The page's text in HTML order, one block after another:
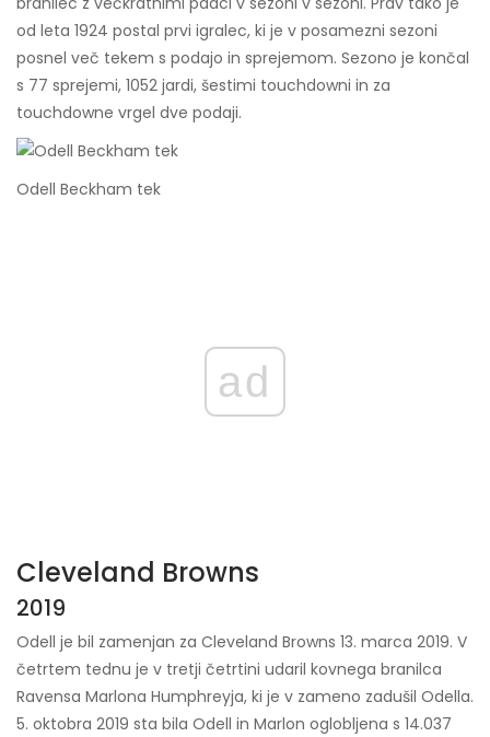
od leta 1924 postal prvi igralec, ki je v posamezni sezoni
posnel več tekem s podajo in sprejemom. Sezono je končal
s 77 sprejemi, 1052 jardi, šestimi touchdowni in za
touchdowne vrgel dve podaji.
Odell Beckham tek
ad
Cleveland Browns
2019
Odell je bil zamenjan za Cleveland Browns 13. marca 2019. V
četrtem tednu je v tretji četrtini udaril kovnega branilca
Ravensa Marlona Humphreyja, ki je v zameno zadušil Odella.
5. oktobra 2019 sta bila Odell in Marlon oglobljena s 14.037